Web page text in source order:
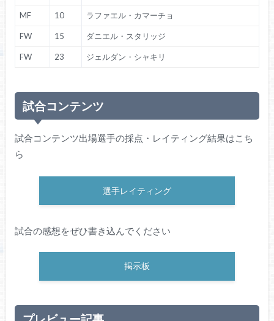
MF 10 ラファエル・カマーチョ
FW 15 ダニエル・スタリッジ
FW 23 ジェルダン・シャキリ
試合コンテンツ
試合コンテンツ出場選手の採点・レイティング結果はこち
ら
選手レイティング
試合の感想をぜひ書き込んでください
掲示板